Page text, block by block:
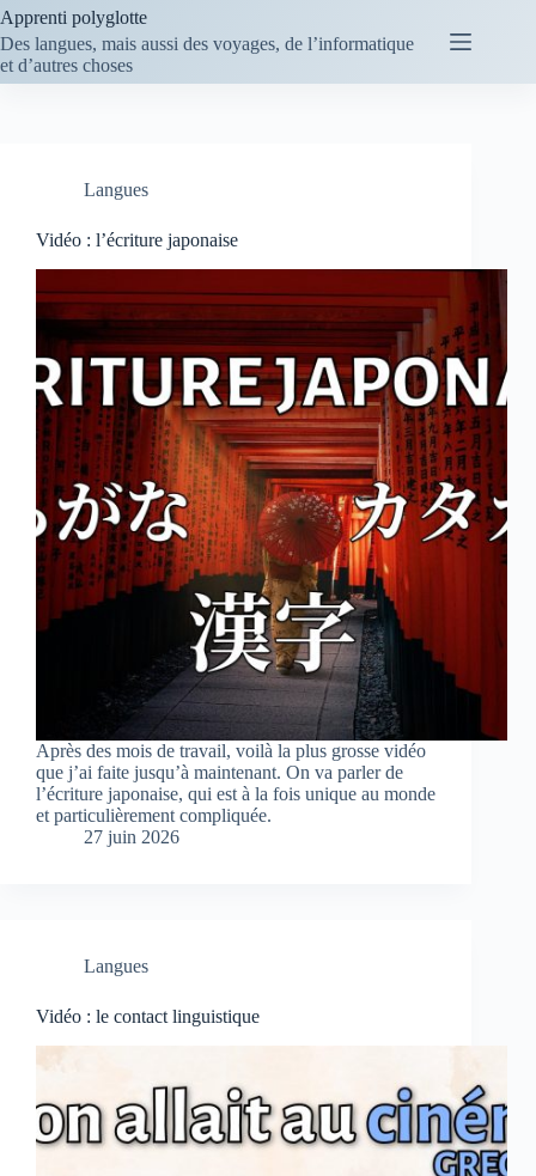
Passer
au
contenu
Apprenti polyglotte
Des langues, mais aussi des voyages, de l’informatique
et d’autres choses
Langues
Vidéo : l’écriture japonaise
Après des mois de travail, voilà la plus grosse vidéo
que j’ai faite jusqu’à maintenant. On va parler de
l’écriture japonaise, qui est à la fois unique au monde
et particulièrement compliquée.
27 juin 2026
Langues
Vidéo : le contact linguistique